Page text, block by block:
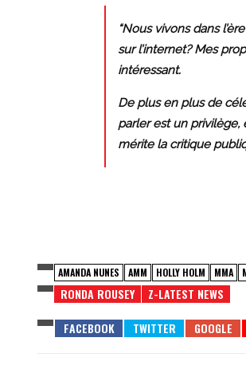
“Nous vivons dans
sur l’internet? Mes
intéressant.
De plus en plus de
parler est un privilège,
mérite la critique
AMANDA NUNES AMM HOLLY HOLM MMA
RONDA ROUSEY Z-LATEST NEWS